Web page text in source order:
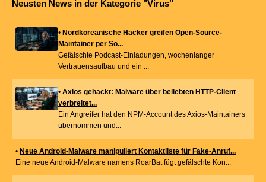
Neusten News in der Kategorie "Virus"
• Nordkoreanische Hacker greifen Open-Source-
Maintainer per So...
Gefälschte Podcast-Einladungen, wochenlanger
Vertrauensaufbau und ein ...
• Axios gehackt: Malware über beliebten HTTP-Client
verbreitet...
Ein Angreifer hat den NPM-Account des Axios-Maintainers
übernommen und...
• Neue Android-Malware manipuliert Kontaktliste für Fake-Anruf...
Eine neue Android-Malware namens RoarBat fügt gefälschte Kon...